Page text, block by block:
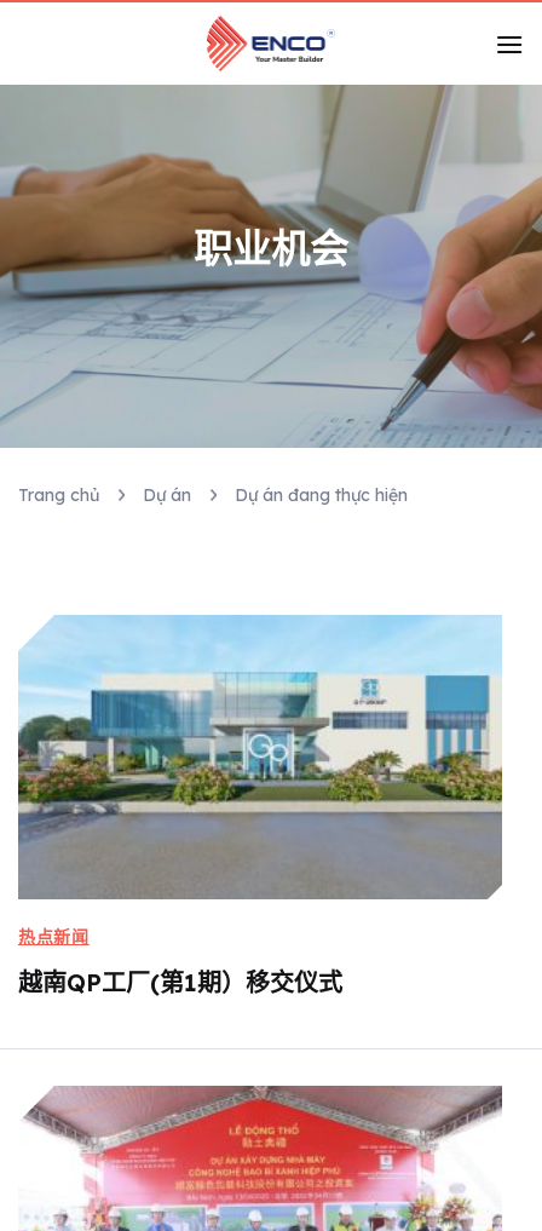
职业机会
Trang chủ Dự án Dự án đang thực hiện
热点新闻
越南QP工厂(第1期）移交仪式